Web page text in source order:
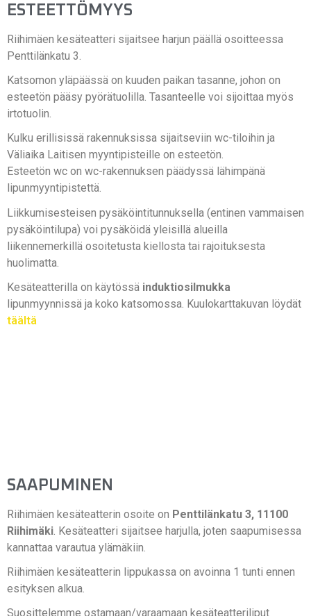
ESTEETTÖMYYS
Riihimäen kesäteatteri sijaitsee harjun päällä osoitteessa
Penttilänkatu 3.
Katsomon yläpäässä on kuuden paikan tasanne, johon on
esteetön pääsy pyörätuolilla. Tasanteelle voi sijoittaa myös
irtotuolin.
Kulku erillisissä rakennuksissa sijaitseviin wc-tiloihin ja
Väliaika Laitisen myyntipisteille on esteetön.
Esteetön wc on wc-rakennuksen päädyssä lähimpänä
lipunmyyntipistettä.
Liikkumisesteisen pysäköintitunnuksella (entinen vammaisen
pysäköintilupa) voi pysäköidä yleisillä alueilla
liikennemerkillä osoitetusta kiellosta tai rajoituksesta
huolimatta.
Kesäteatterilla on käytössä induktiosilmukka
lipunmyynnissä ja koko katsomossa. Kuulokarttakuvan löydät
täältä
SAAPUMINEN
Riihimäen kesäteatterin osoite on Penttilänkatu 3, 11100
Riihimäki. Kesäteatteri sijaitsee harjulla, joten saapumisessa
kannattaa varautua ylämäkiin.
Riihimäen kesäteatterin lippukassa on avoinna 1 tunti ennen
esityksen alkua.
Suosittelemme ostamaan/varaamaan kesäteatteriliput